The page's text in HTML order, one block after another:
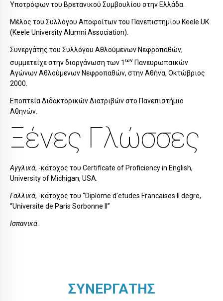
Υποτρόφων του Βρετανικού Συμβουλίου στην Ελλάδα.
Μέλος του Συλλόγου Αποφοίτων του Πανεπιστημίου Keele UK
(Keele University Alumni Association).
Συνεργάτης του Συλλόγου Αθλούμενων Νεφροπαθών,
συμμετείχε στην διοργάνωση των 1 ων Πανευρωπαικών
Αγώνων Αθλούμενων Νεφροπαθών, στην Αθήνα, Οκτώβριος
2000.
Εποπτεία Διδακτορικών Διατριβών στο Πανεπιστήμιο
Αθηνών.
Ξένες Γλώσσες
Αγγλικά, -κάτοχος του Certificate of Proficiency in English,
University of Michigan, USA.
Γαλλικά, -κάτοχος του “Diplome d’etudes Francaises II degre,
“Universite de Paris Sorbonne II”
Ισπανικά.
ΣΥΝΕΡΓΑΤΗΣ